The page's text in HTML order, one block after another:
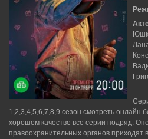
1,2,3,4,5,6,7,8,9 сезон смотреть онлайн
хорошем качестве все серии подряд.
правоохранительных органов приходят